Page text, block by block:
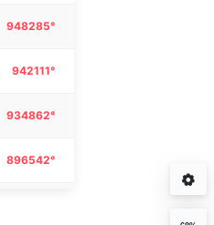
948285°
942111°
934862°
896542°